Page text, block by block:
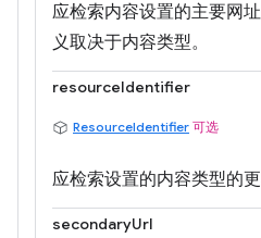
应检索内容设置的主要网
义取决于内容类型。
resourceIdentifier
ResourceIdentifier 可选
应检索设置的内容类型的更
secondaryUrl